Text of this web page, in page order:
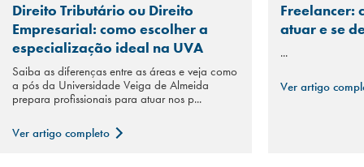
Direito Tributário ou Direito
Empresarial: como escolher a
especialização ideal na UVA
Saiba as diferenças entre as áreas e veja como
a pós da Universidade Veiga de Almeida
prepara profissionais para atuar nos p...
Ver artigo completo
Freelancer:
atuar e se
...
Ver artigo